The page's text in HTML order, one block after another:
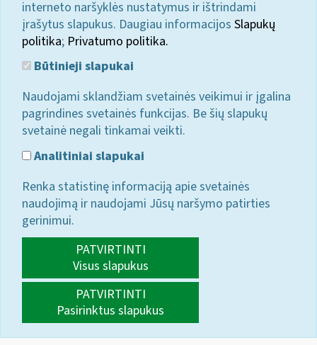
interneto naršyklės nustatymus ir ištrindami
įrašytus slapukus. Daugiau informacijos Slapukų
politika; Privatumo politika.
Būtinieji slapukai
Naudojami sklandžiam svetainės veikimui ir įgalina
pagrindines svetainės funkcijas. Be šių slapukų
svetainė negali tinkamai veikti.
Analitiniai slapukai
Renka statistinę informaciją apie svetainės
naudojimą ir naudojami Jūsų naršymo patirties
gerinimui.
PATVIRTINTI
Visus slapukus
PATVIRTINTI
Pasirinktus slapukus